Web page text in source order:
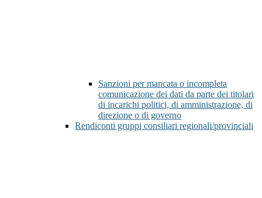
Sanzioni per mancata o incompleta
comunicazione dei dati da parte dei titolari
di incarichi politici, di amministrazione, di
direzione o di governo
Rendiconti gruppi consiliari regionali/provinciali